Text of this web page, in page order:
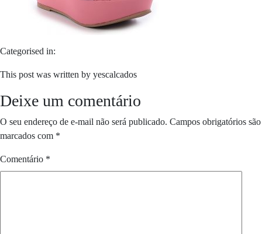
Categorised in:
This post was written by yescalcados
Deixe um comentário
O seu endereço de e-mail não será publicado. Campos obrigatórios são
marcados com *
Comentário *